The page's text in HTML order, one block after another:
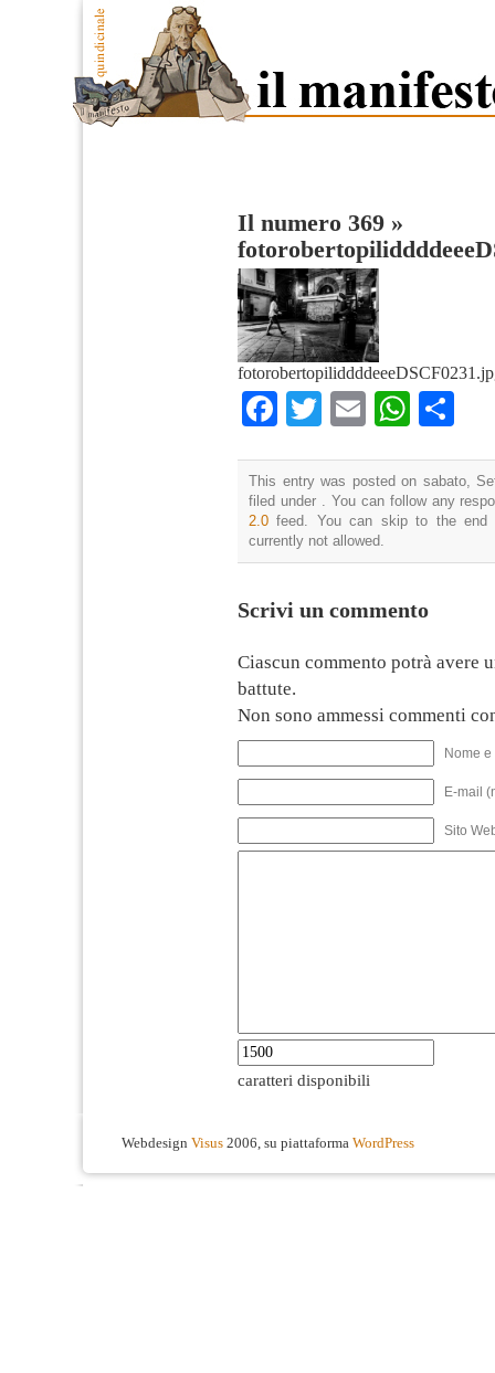
Il numero 369 »
Facebook
TwitterEmail
This entry was posted on sabato,
filed under . You can follow any
2.0 feed. You can skip to the end
currently not allowed.
Scrivi un commento
Ciascun commento potrà avere
battute.
Non sono ammessi commenti
Nome
E-mail
Sito
caratteri disponibili
Webdesign Visus 2006, su piattaforma WordPress